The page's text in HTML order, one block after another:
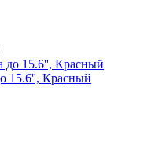
15.6'', Красный